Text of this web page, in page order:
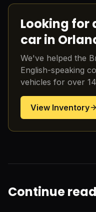
Looking for
car in
We've helped the
English-speaking
vehicles for over
View Inventory
Continue